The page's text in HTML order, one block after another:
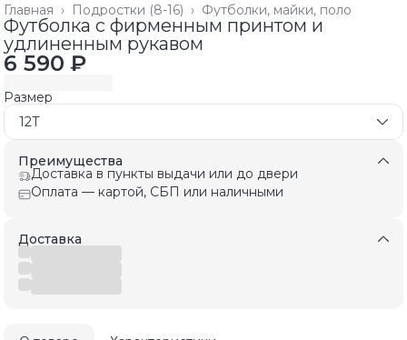
Футболки, майки, поло
Подростки (8-16) ›
Главная ›
Футболка с фирменным принтом и
удлиненным рукавом
6 590 ₽
Размер
12T
Преимущества
Доставка в пункты выдачи или до двери
Оплата — картой, СБП или наличными
Доставка